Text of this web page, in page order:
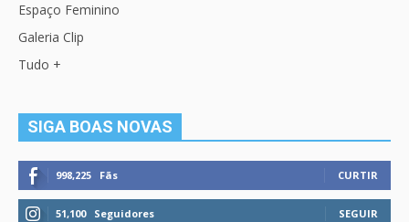
Espaço Feminino
Galeria Clip
Tudo +
SIGA BOAS NOVAS
998,225 Fãs CURTIR
51,100 Seguidores SEGUIR